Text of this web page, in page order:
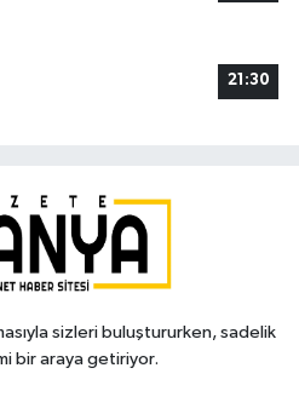
21:30
sizleri buluştururken, sadelik
bir araya getiriyor.